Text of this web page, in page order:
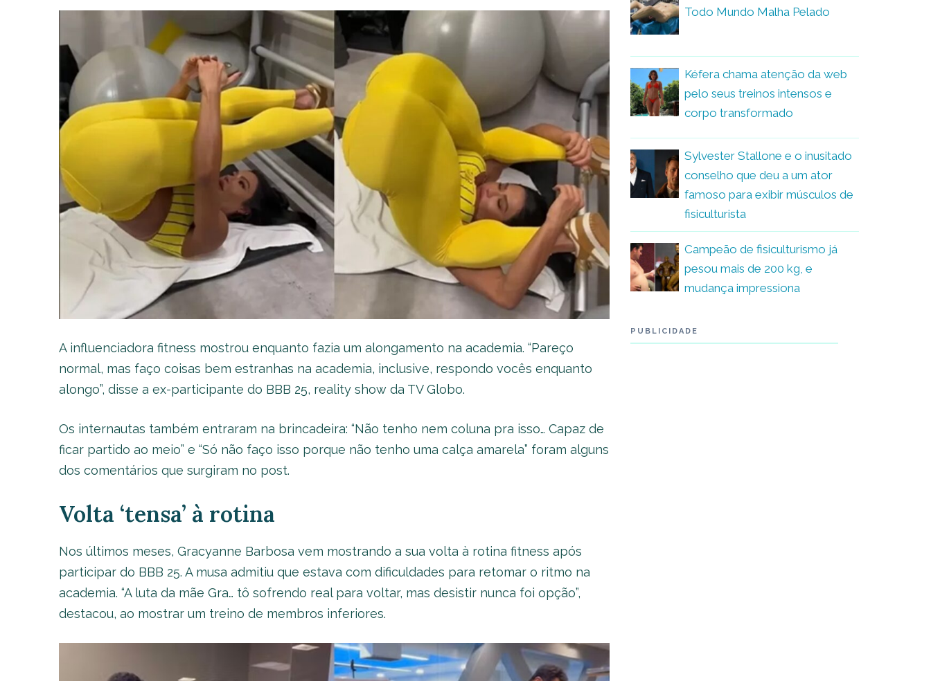
A influenciadora fitness mostrou enquanto fazia um alongamento na academia. “Pareço
normal, mas faço coisas bem estranhas na academia, inclusive, respondo vocês enquanto
alongo”, disse a ex-participante do BBB 25, reality show da TV Globo.
Os internautas também entraram na brincadeira: “Não tenho nem coluna pra isso… Capaz de
ficar partido ao meio” e “Só não faço isso porque não tenho uma calça amarela” foram alguns
dos comentários que surgiram no post.
Volta ‘tensa’ à rotina
Nos últimos meses, Gracyanne Barbosa vem mostrando a sua volta à rotina fitness após
participar do BBB 25. A musa admitiu que estava com dificuldades para retomar o ritmo na
academia. “A luta da mãe Gra… tô sofrendo real para voltar, mas desistir nunca foi opção”,
destacou, ao mostrar um treino de membros inferiores.
Todo Mundo Malha Pelado
Kéfera chama atenção da web
pelo seus treinos intensos e
corpo transformado
Sylvester Stallone e o inusitado
conselho que deu a um ator
famoso para exibir músculos de
fisiculturista
Campeão de fisiculturismo já
pesou mais de 200 kg, e
mudança impressiona
PUBLICIDADE